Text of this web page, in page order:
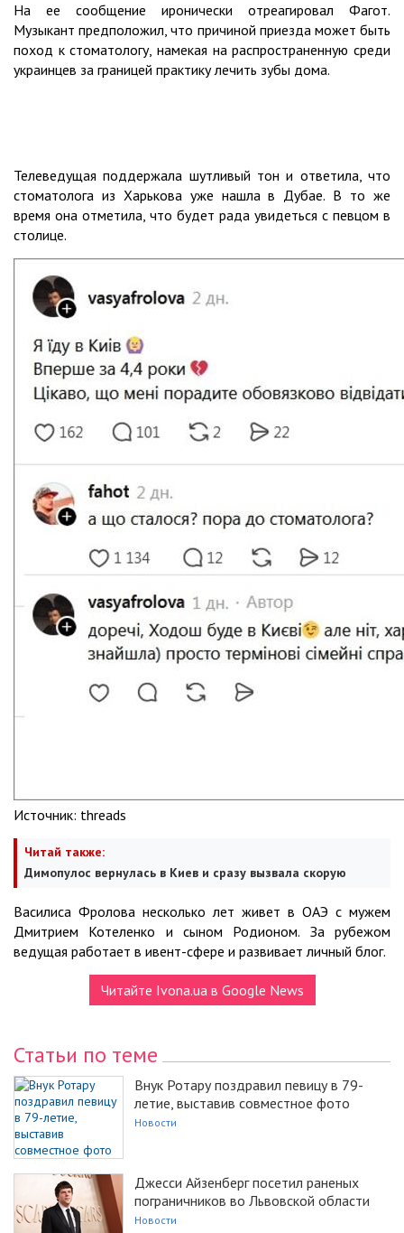
На ее сообщение иронически отреагировал Фагот.
Музыкант предположил, что причиной приезда может быть
поход к стоматологу, намекая на распространенную среди
украинцев за границей практику лечить зубы дома.
Телеведущая поддержала шутливый тон и ответила, что
стоматолога из Харькова уже нашла в Дубае. В то же
время она отметила, что будет рада увидеться с певцом в
столице.
Источник: threads
Читай также:
Димопулос вернулась в Киев и сразу вызвала скорую
Василиса Фролова несколько лет живет в ОАЭ с мужем
Дмитрием Котеленко и сыном Родионом. За рубежом
ведущая работает в ивент-сфере и развивает личный блог.
Читайте Ivona.ua в Google News
Статьи по теме
Внук Ротару поздравил певицу в 79-
летие, выставив совместное фото
Новости
Джесси Айзенберг посетил раненых
пограничников во Львовской области
Новости